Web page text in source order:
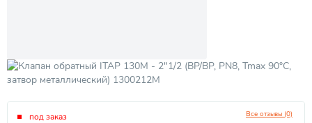
Все отзывы (0)
под заказ